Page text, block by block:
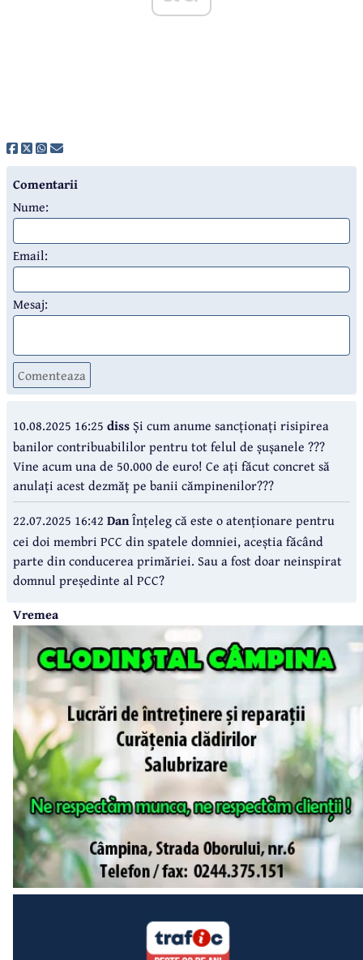
Comentarii
Nume:
Email:
Mesaj:
Comenteaza
10.08.2025 16:25 dissȘi cum anume sancționați risipirea
banilor contribuabililor pentru tot felul de șușanele ???
Vine acum una de 50.000 de euro! Ce ați făcut concret să
anulați acest dezmăț pe banii cămpinenilor???
22.07.2025 16:42 DanÎnțeleg că este o atenționare pentru
cei doi membri PCC din spatele domniei, aceștia făcând
parte din conducerea primăriei. Sau a fost doar neinspirat
domnul președinte al PCC?
Vremea